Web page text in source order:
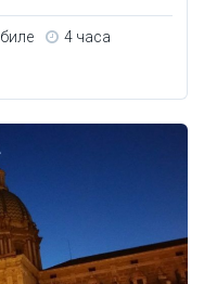
4 часа